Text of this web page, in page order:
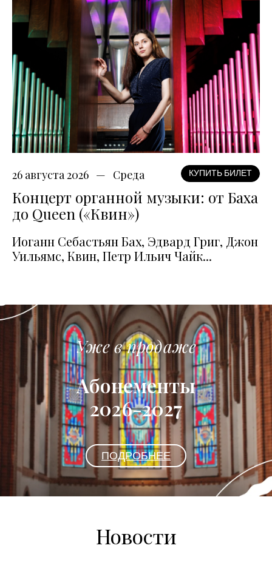
26 августа 2026 Среда КУПИТЬ БИЛЕТ
Концерт органной музыки: от Баха
до Queen («Квин»)
Иоганн Себастьян Бах, Эдвард Григ, Джон
Уильямс, Квин, Петр Ильич Чайк...
Уже в продаже
Абонементы
2026-2027
ПОДРОБНЕЕ
Новости